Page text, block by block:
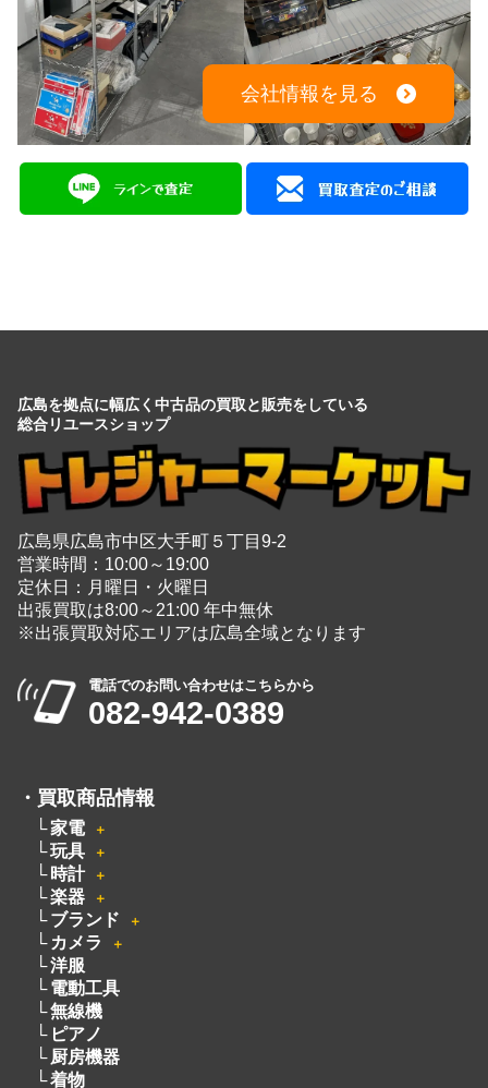
会社情報を見る
広島を拠点に幅広く中古品の買取と販売をしている
総合リユースショップ
広島県広島市中区大手町５丁目9-2
営業時間：10:00～19:00
定休日：月曜日・火曜日
※出張買取対応エリアは広島全域となります
電話でのお問い合わせはこちらから
買取商品情報
家電 ＋
玩具 ＋
時計 ＋
楽器 ＋
ブランド
カメラ ＋
洋服
電動工具
無線機
ピアノ